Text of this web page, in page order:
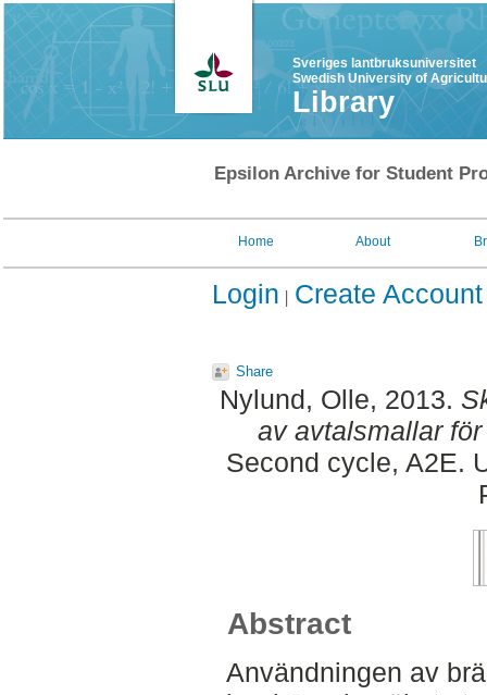
Sveriges lantbruksuniversitet
Swedish University of
Library
Epsilon Archive for Student
Home About
Login Create Account
Share
Nylund, Olle, 2013.
av avtalsmallar
Second cycle, A2E.
Abstract
Användningen av